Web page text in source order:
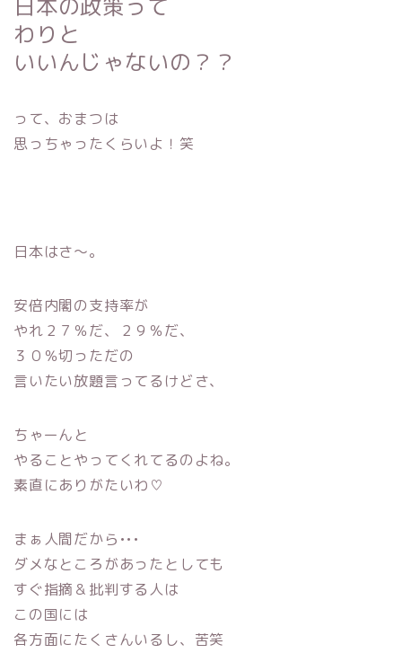
わりと
いいんじゃないの？？
って、おまつは
思っちゃったくらいよ！笑
日本はさ〜。
安倍内閣の支持率が
やれ２７％だ、２９％だ、
３０％切っただの
言いたい放題言ってるけどさ、
ちゃーんと
やることやってくれてるのよね。
素直にありがたいわ♡
まぁ人間だから•••
ダメなところがあったとしても
すぐ指摘＆批判する人は
この国には
各方面にたくさんいるし、苦笑